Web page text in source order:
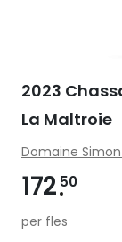
2023
La Maltroie
Domaine
172 50
per fles